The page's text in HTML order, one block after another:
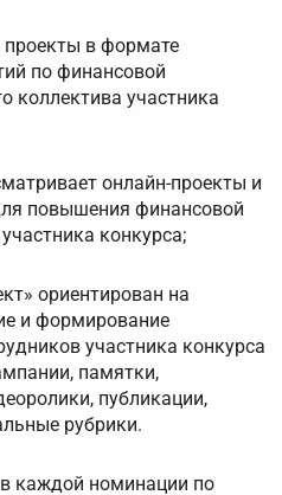
в формате
по финансовой
коллектива участника
онлайн-проекты и
повышения финансовой
конкурса;
ориентирован на
и формирование
участника конкурса
памятки,
публикации,
рубрики.
в каждой номинации по